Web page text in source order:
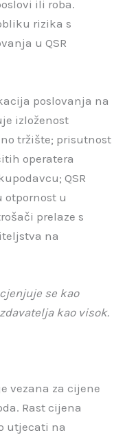
ili roba.
rizika s
u QSR
poslovanja na
izloženost
tržište; prisutnost
operatera
QSR
u
prelaze s
na
se kao
kao visok.
vezana za cijene
Rast cijena
utjecati na